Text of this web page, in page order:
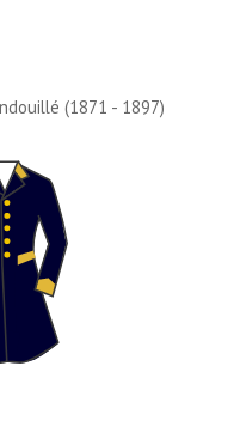
(1871 - 1897)